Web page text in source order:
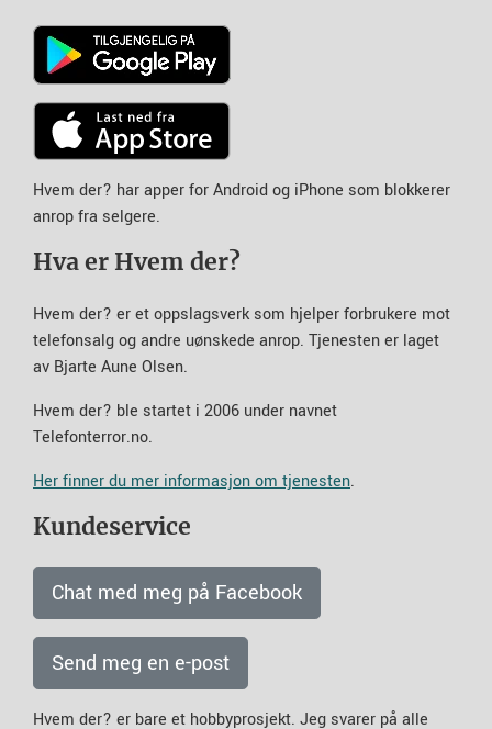
Hvem der? har apper for Android og iPhone som blokkerer
anrop fra selgere.
Hva er Hvem der?
Hvem der? er et oppslagsverk som hjelper forbrukere mot
telefonsalg og andre uønskede anrop. Tjenesten er laget
av Bjarte Aune Olsen.
Hvem der? ble startet i 2006 under navnet
Telefonterror.no.
Her finner du mer informasjon om tjenesten.
Kundeservice
Chat med meg på Facebook
Send meg en e-post
Hvem der? er bare et hobbyprosjekt. Jeg svarer på alle